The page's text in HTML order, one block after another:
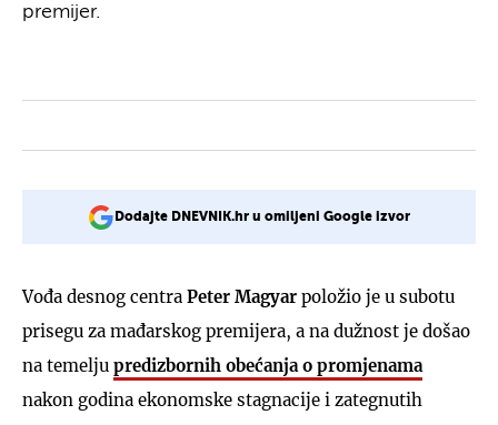
premijer.
Dodajte DNEVNIK.hr u omiljeni Google izvor
Vođa desnog centra Peter Magyar položio je u subotu
prisegu za mađarskog premijera, a na dužnost je došao
na temelju predizbornih obećanja o promjenama
nakon godina ekonomske stagnacije i zategnutih